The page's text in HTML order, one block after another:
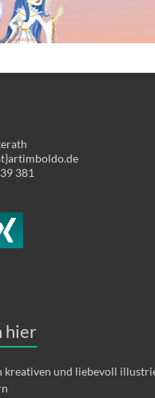
381
hier
kreativen und liebevoll